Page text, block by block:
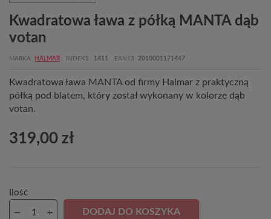
Kwadratowa ława z półką MANTA dąb
votan
MARKA HALMAR INDEKS 1411 EAN13 2010001171447
Kwadratowa ława MANTA od firmy Halmar z praktyczną
półką pod blatem, który został wykonany w kolorze dąb
votan.
319,00 zł
Ilość
DODAJ DO KOSZYKA